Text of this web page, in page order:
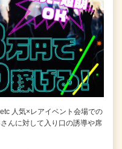
人気×レアイベント会場での
んに対して入り口の誘導や席